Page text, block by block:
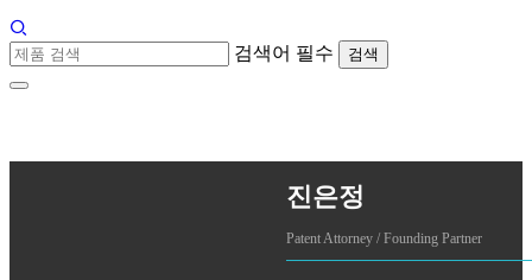
검색어 필수 검색
진은정
Patent Attorney / Founding Partner